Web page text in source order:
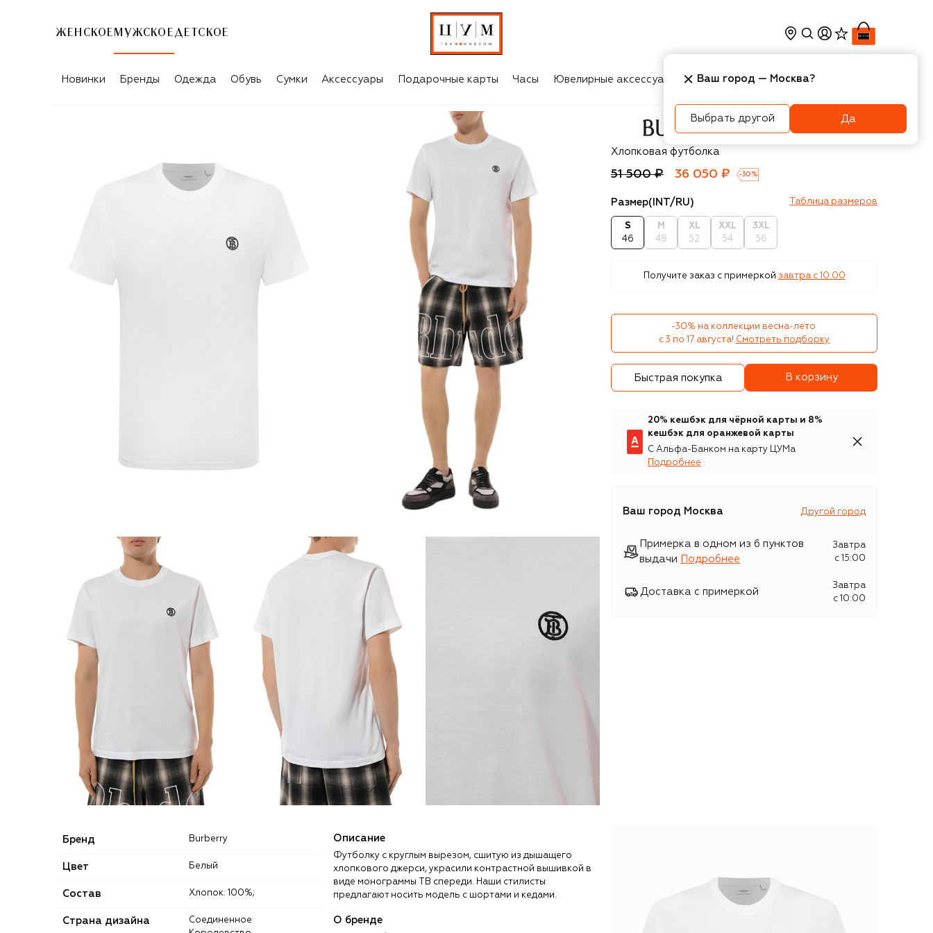
ЖЕНСКОЕ МУЖСКОЕ ДЕТСКОЕ
Новинки Бренды Одежда Обувь Сумки Аксессуары Подарочные карты Часы Ювелирные аксессуары Косметика Интерьер
Burberry
Хлопковая футболка
51 500 ₽ 36 050 ₽ -30 %
Размер(INT/RU) Таблица размеров
S
46
M
48
XL
52
XXL
54
3XL
56
Получите заказ с примеркой завтра c 10:00
-30% на коллекции весна-лето
с 3 по 17 августа! Смотреть подборку
Быстрая покупка В корзину
20% кешбэк для чёрной карты и 8%
кешбэк для оранжевой карты
С Альфа-Банком на карту ЦУМа
Подробнее
Ваш город Москва Другой город
Примерка в одном из 6 пунктов
выдачи
Подробнее
Завтра
c 15:00
Доставка с примеркой
Завтра
c 10:00
Бренд Burberry
Цвет Белый
Состав Хлопок: 100%;
Страна дизайна
Соединенное
Описание
Футболку с круглым вырезом, сшитую из дышащего
хлопкового джерси, украсили контрастной вышивкой в
виде монограммы TB спереди. Наши стилисты
предлагают носить модель с шортами и кедами.
О бренде
Ваш город — Москва?
Выбрать другой Да